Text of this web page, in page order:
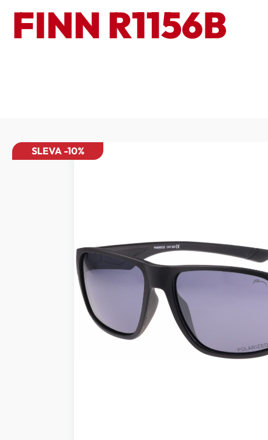
FINN R1156B
SLEVA -10%